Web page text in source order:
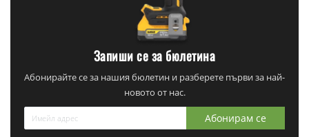
Запиши се за бюлетина
Абонирайте се за нашия бюлетин и разберете първи за най-
новото от нас.
Абонирам се